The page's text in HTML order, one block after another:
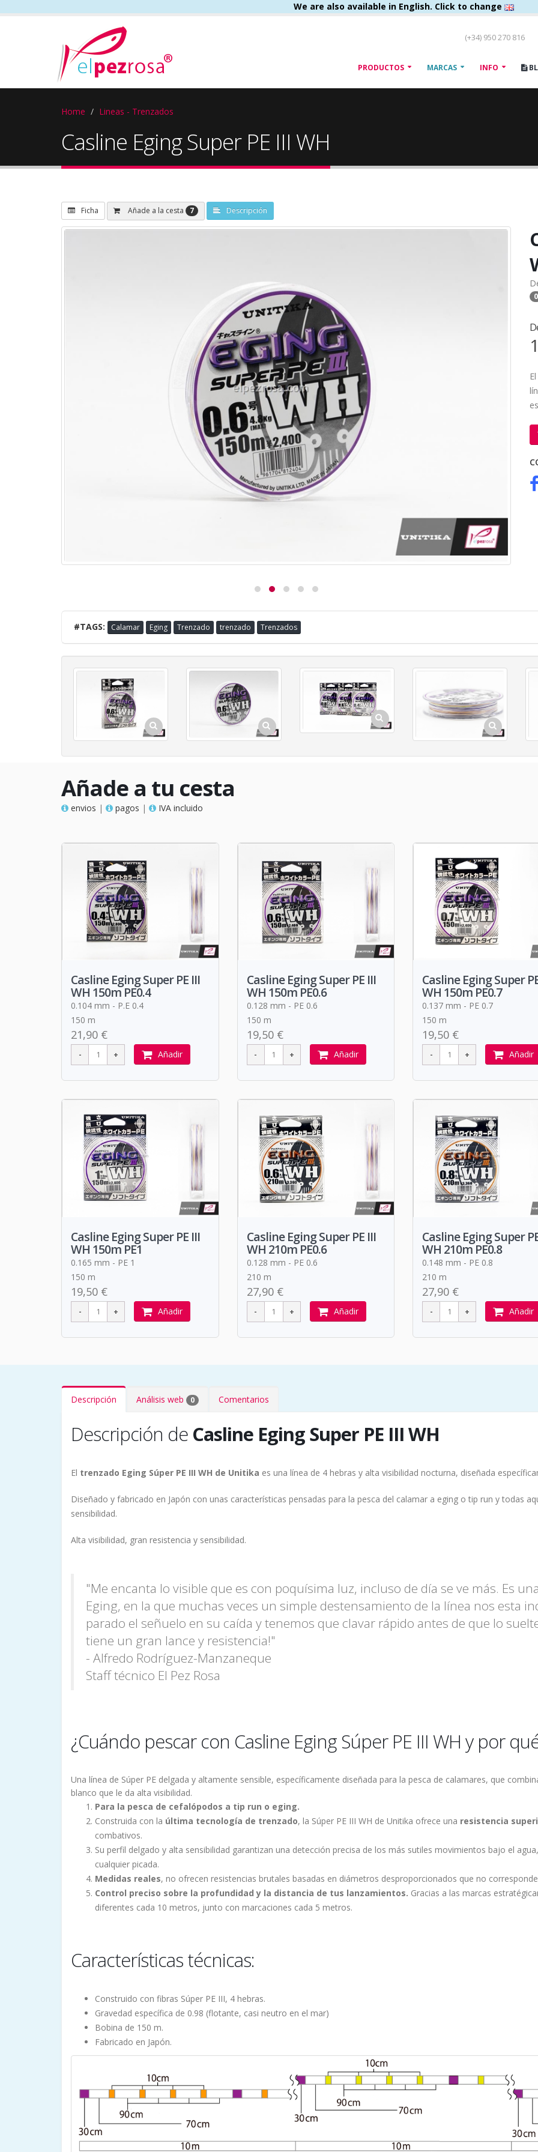
We are also available in English. Click to change
(+34) 950 270 816
PRODUCTOS MARCAS INFO
Home Lineas - Trenzados
Casline Eging Super PE III WH
Ficha Añade a la cesta 7 Descripción
0
#TAGS: Calamar Eging Trenzado trenzado Trenzados
Añade a tu cesta
envios | pagos | IVA incluido
Casline Eging Super PE III
WH 150m PE0.4
0.104 mm - P.E 0.4
150 m
21,90 €
Añadir
Casline Eging Super PE III
WH 150m PE0.6
0.128 mm - PE 0.6
150 m
19,50 €
Añadir
Casline Eging Super
WH 150m PE0.7
0.137 mm - PE 0.7
150 m
19,50 €
Añadir
Casline Eging Super PE III
WH 150m PE1
0.165 mm - PE 1
150 m
19,50 €
Añadir
Casline Eging Super PE III
WH 210m PE0.6
0.128 mm - PE 0.6
210 m
27,90 €
Añadir
Casline Eging Super
WH 210m PE0.8
0.148 mm - PE 0.8
210 m
27,90 €
Añadir
Descripción Análisis web 0 Comentarios
Descripción de Casline Eging Super PE III WH
El trenzado Eging Súper PE III WH de Unitika es una línea de 4 hebras y alta visibilidad nocturna, diseñada
Diseñado y fabricado en Japón con unas características pensadas para la pesca del calamar a eging o tip run y todas
sensibilidad.
Alta visibilidad, gran resistencia y sensibilidad.
"Me encanta lo visible que es con poquísima luz, incluso de día se ve más. Es
Eging, en la que muchas veces un simple destensamiento de la línea nos esta
parado el señuelo en su caída y tenemos que clavar rápido antes de que lo
tiene un gran lance y resistencia!"
- Alfredo Rodríguez-Manzaneque
Staff técnico El Pez Rosa
¿Cuándo pescar con Casline Eging Súper PE III WH y por
Una línea de Súper PE delgada y altamente sensible, específicamente diseñada para la pesca de calamares, que
blanco que le da alta visibilidad.
Para la pesca de cefalópodos a tip run o eging.
Construida con la última tecnología de trenzado, la Súper PE III WH de Unitika ofrece una resistencia
combativos.
Su perfil delgado y alta sensibilidad garantizan una detección precisa de los más sutiles movimientos bajo el
cualquier picada.
Medidas reales, no ofrecen resistencias brutales basadas en diámetros desproporcionados que no
Control preciso sobre la profundidad y la distancia de tus lanzamientos. Gracias a las marcas
diferentes cada 10 metros, junto con marcaciones cada 5 metros.
Características técnicas:
Construido con fibras Súper PE III, 4 hebras.
Gravedad específica de 0.98 (flotante, casi neutro en el mar)
Bobina de 150 m.
Fabricado en Japón.